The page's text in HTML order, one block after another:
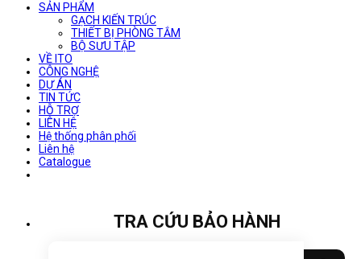
SẢN PHẨM
GẠCH KIẾN TRÚC
THIẾT BỊ PHÒNG TẮM
BỘ SƯU TẬP
VỀ ITO
CÔNG NGHỆ
DỰ ÁN
TIN TỨC
HỖ TRỢ
LIÊN HỆ
Hệ thống phân phối
Liên hệ
Catalogue
TRA CỨU BẢO HÀNH